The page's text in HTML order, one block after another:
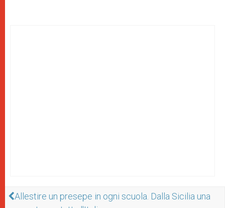
Allestire un presepe in ogni scuola. Dalla Sicilia una